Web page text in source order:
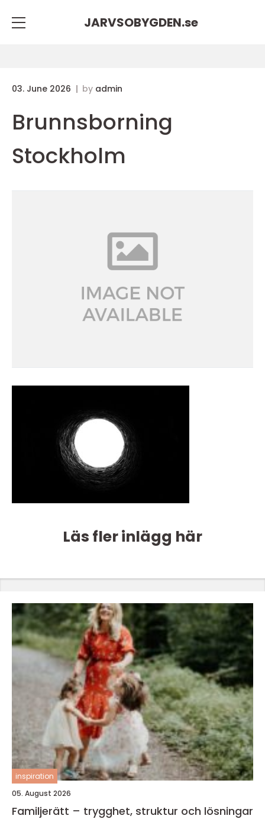
JARVSOBYGDEN.se
03. June 2026 by admin
Brunnsborning
Stockholm
Läs fler inlägg här
inspiration
05. August 2026
Familjerätt – trygghet, struktur och lösningar